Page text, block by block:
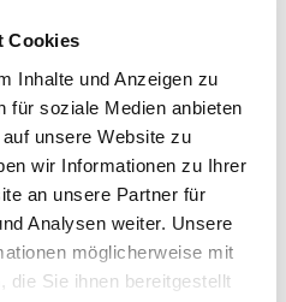
Cookies
Inhalte und Anzeigen zu
für soziale Medien anbieten
unsere Website zu
wir Informationen zu Ihrer
an unsere Partner für
Analysen weiter. Unsere
möglicherweise mit
die Sie ihnen bereitgestellt